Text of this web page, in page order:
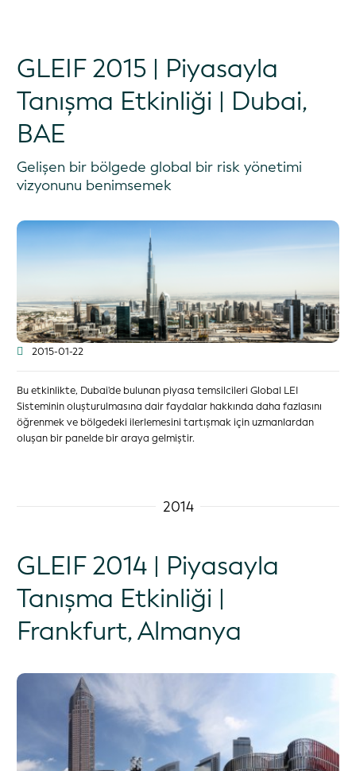
GLEIF 2015 | Piyasayla
Tanışma Etkinliği | Dubai,
BAE
Gelişen bir bölgede global bir risk yönetimi
vizyonunu benimsemek
2015-01-22
Bu etkinlikte, Dubai'de bulunan piyasa temsilcileri Global LEI
Sisteminin oluşturulmasına dair faydalar hakkında daha fazlasını
öğrenmek ve bölgedeki ilerlemesini tartışmak için uzmanlardan
oluşan bir panelde bir araya gelmiştir.
2014
GLEIF 2014 | Piyasayla
Tanışma Etkinliği |
Frankfurt, Almanya